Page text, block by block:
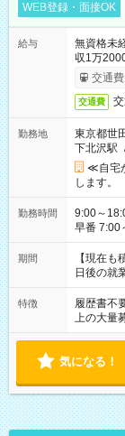
WEB登録・面接OK
給与
無資格未
収1万
交通
交通費
勤務地
東京都世
下北沢駅
≪自宅
します。
勤務時間
9:00～18:00（休憩60分
早番 7:00～
い」 「余
たくない」
の方へ 今
の勤務時
期間
【現在
日後の就
特徴 履歴書不
上の大量
気になる！